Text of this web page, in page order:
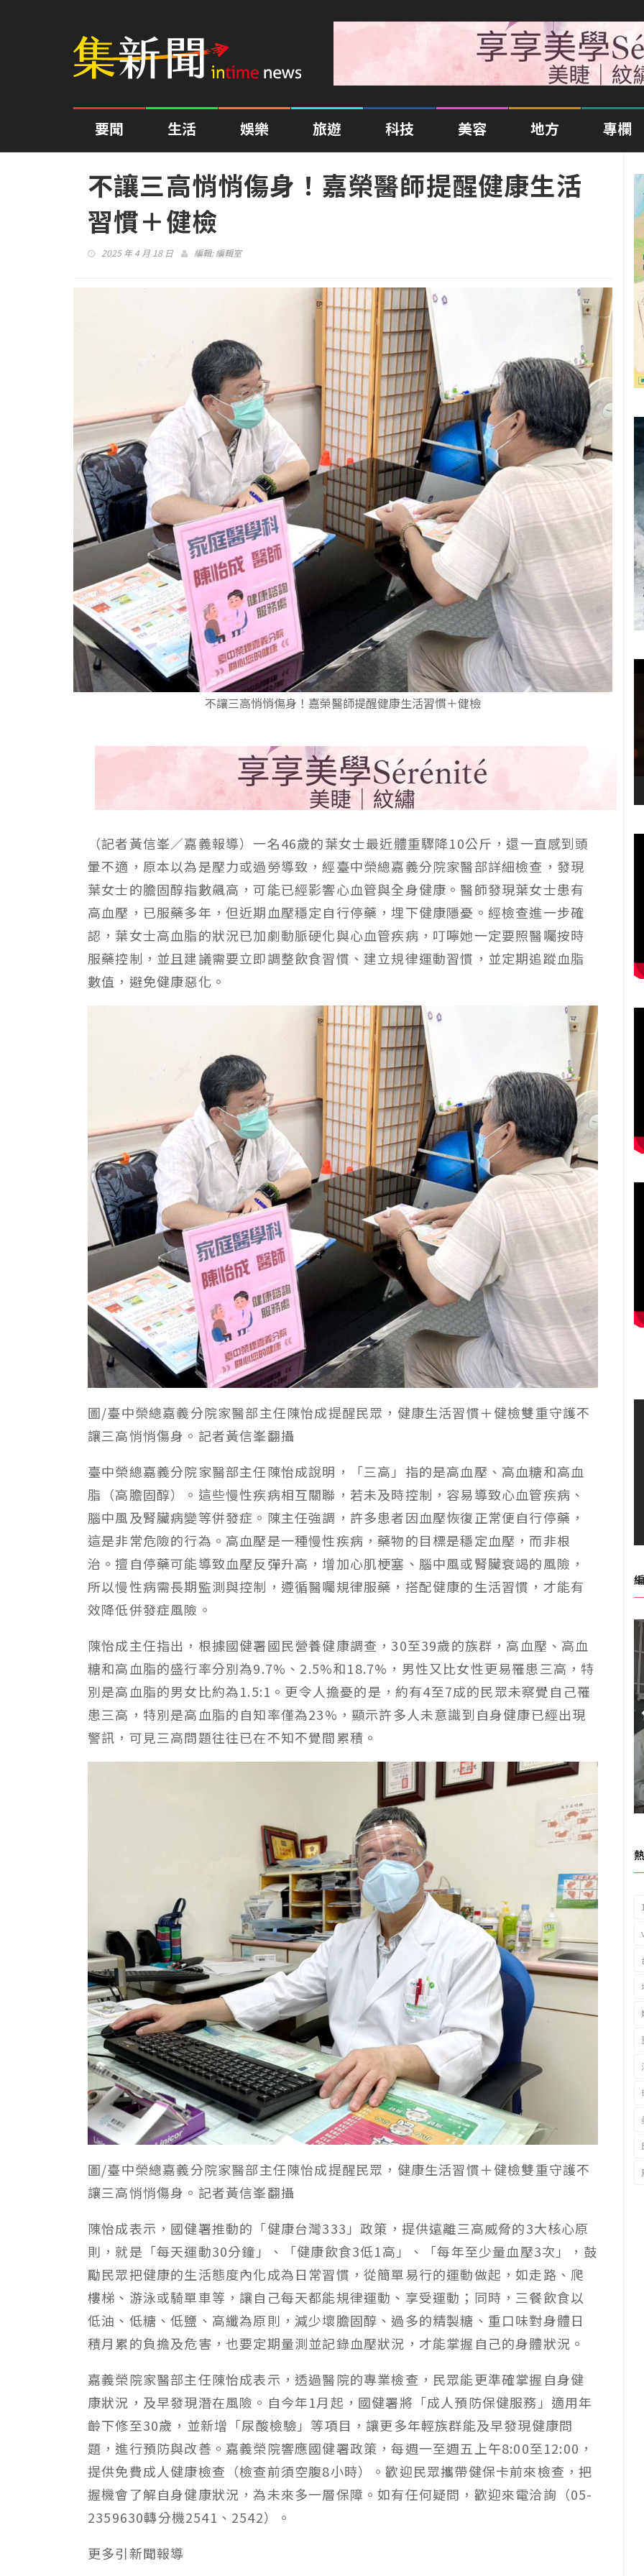
要聞 生活 娛樂 旅遊 科技 美容 地方 專欄
不讓三高悄悄傷身！嘉榮醫師提醒健康生活
習慣＋健檢
2025 年 4 月 18 日 編輯:編輯室
不讓三高悄悄傷身！嘉榮醫師提醒健康生活習慣＋健檢
（記者黃信峯／嘉義報導）一名46歲的葉女士最近體重驟降10公斤，還一直感到頭
暈不適，原本以為是壓力或過勞導致，經臺中榮總嘉義分院家醫部詳細檢查，發現
葉女士的膽固醇指數飆高，可能已經影響心血管與全身健康。醫師發現葉女士患有
高血壓，已服藥多年，但近期血壓穩定自行停藥，埋下健康隱憂。經檢查進一步確
認，葉女士高血脂的狀況已加劇動脈硬化與心血管疾病，叮嚀她一定要照醫囑按時
服藥控制，並且建議需要立即調整飲食習慣、建立規律運動習慣，並定期追蹤血脂
數值，避免健康惡化。
圖/臺中榮總嘉義分院家醫部主任陳怡成提醒民眾，健康生活習慣＋健檢雙重守護不
讓三高悄悄傷身。記者黃信峯翻攝
臺中榮總嘉義分院家醫部主任陳怡成說明，「三高」指的是高血壓、高血糖和高血
脂（高膽固醇）。這些慢性疾病相互關聯，若未及時控制，容易導致心血管疾病、
腦中風及腎臟病變等併發症。陳主任強調，許多患者因血壓恢復正常便自行停藥，
這是非常危險的行為。高血壓是一種慢性疾病，藥物的目標是穩定血壓，而非根
治。擅自停藥可能導致血壓反彈升高，增加心肌梗塞、腦中風或腎臟衰竭的風險，
所以慢性病需長期監測與控制，遵循醫囑規律服藥，搭配健康的生活習慣，才能有
效降低併發症風險。
陳怡成主任指出，根據國健署國民營養健康調查，30至39歲的族群，高血壓、高血
糖和高血脂的盛行率分別為9.7%、2.5%和18.7%，男性又比女性更易罹患三高，特
別是高血脂的男女比約為1.5:1。更令人擔憂的是，約有4至7成的民眾未察覺自己罹
患三高，特別是高血脂的自知率僅為23%，顯示許多人未意識到自身健康已經出現
警訊，可見三高問題往往已在不知不覺間累積。
圖/臺中榮總嘉義分院家醫部主任陳怡成提醒民眾，健康生活習慣＋健檢雙重守護不
讓三高悄悄傷身。記者黃信峯翻攝
陳怡成表示，國健署推動的「健康台灣333」政策，提供遠離三高威脅的3大核心原
則，就是「每天運動30分鐘」、「健康飲食3低1高」、「每年至少量血壓3次」，鼓
勵民眾把健康的生活態度內化成為日常習慣，從簡單易行的運動做起，如走路、爬
樓梯、游泳或騎單車等，讓自己每天都能規律運動、享受運動；同時，三餐飲食以
低油、低糖、低鹽、高纖為原則，減少壞膽固醇、過多的精製糖、重口味對身體日
積月累的負擔及危害，也要定期量測並記錄血壓狀況，才能掌握自己的身體狀況。
嘉義榮院家醫部主任陳怡成表示，透過醫院的專業檢查，民眾能更準確掌握自身健
康狀況，及早發現潛在風險。自今年1月起，國健署將「成人預防保健服務」適用年
齡下修至30歲，並新增「尿酸檢驗」等項目，讓更多年輕族群能及早發現健康問
題，進行預防與改善。嘉義榮院響應國健署政策，每週一至週五上午8:00至12:00，
提供免費成人健康檢查（檢查前須空腹8小時）。歡迎民眾攜帶健保卡前來檢查，把
握機會了解自身健康狀況，為未來多一層保障。如有任何疑問，歡迎來電洽詢（05-
2359630轉分機2541、2542）。
更多引新聞報導